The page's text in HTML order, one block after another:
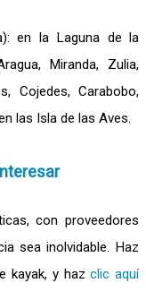
en la Laguna de la
Miranda, Zulia,
Cojedes, Carabobo,
las Isla de las Aves.
con proveedores
sea inolvidable. Haz
kayak, y hazclic aquí